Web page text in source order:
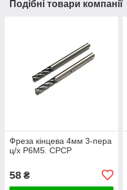
Подібні товари компанії
Фреза кінцева 4мм 3-пера
ц/х Р6М5. СРСР
58 ₴